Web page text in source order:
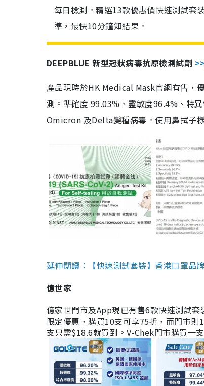
每日檢測。精選13款優惠價快速測試套
準，最快10分鐘知結果。
DEEPBLUE 新型冠狀病毒抗原檢測試劑
產品現時於HK Medical Mask官網有售，
測。準確度 99.03%、靈敏度96.4%、特
Omicron 及Delta變種病毒。使用鼻拭子
延伸閱讀：【快速測試套裝】香港口罩
億世家
億家世門市及App現已有售6款快速測試
限定優惠，購買10支可享75折，而門市
支只需$18.6就買到。V-Chek門市購買一